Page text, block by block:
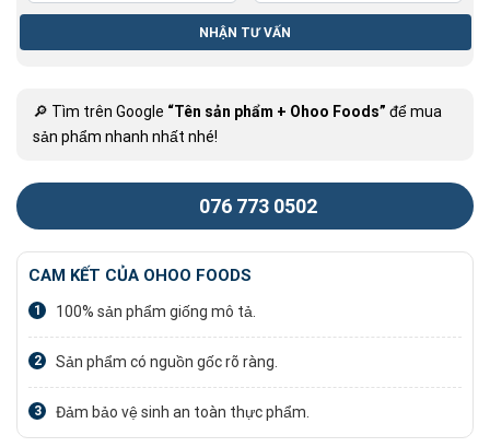
🔎 Tìm trên Google “Tên sản phẩm + Ohoo Foods” để mua
sản phẩm nhanh nhất nhé!
076 773 0502
CAM KẾT CỦA OHOO FOODS
1 100% sản phẩm giống mô tả.
2 Sản phẩm có nguồn gốc rõ ràng.
3 Đảm bảo vệ sinh an toàn thực phẩm.